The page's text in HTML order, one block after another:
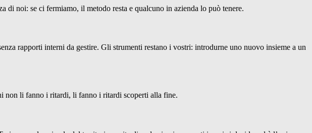
noi: se ci fermiamo, il metodo resta e qualcuno in azienda lo può tenere.
rapporti interni da gestire. Gli strumenti restano i vostri: introdurne uno nuovo insieme a un
non li fanno i ritardi, li fanno i ritardi scoperti alla fine.